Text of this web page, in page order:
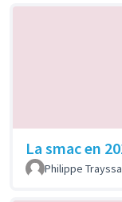
La smac en
Philippe